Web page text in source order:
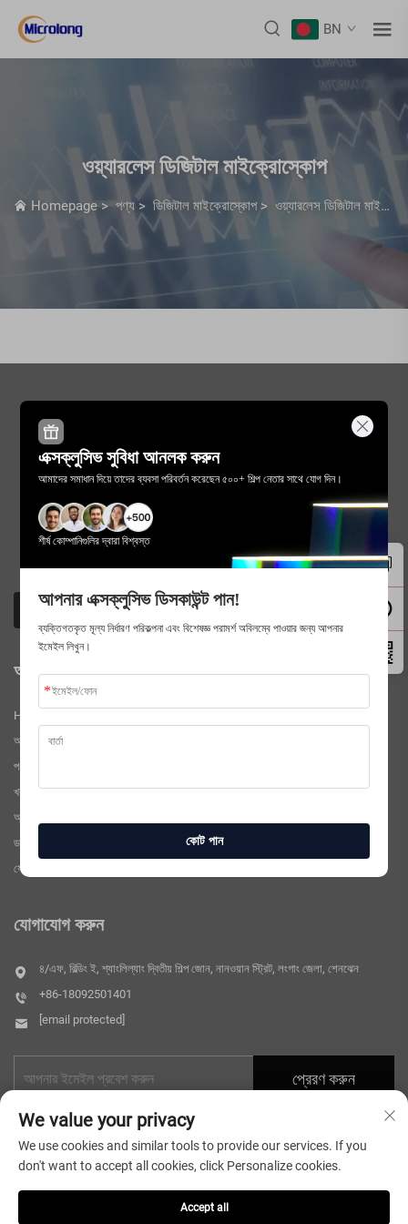
BN
ওয়্যারলেস ডিজিটাল মাইক্রোস্কোপ
Homepage > পণ্য > ডিজিটাল মাইক্রোস্কোপ > ওয়্যারলেস ডিজিটাল মাইক্রোস্কোপ
আমাদের সেবা
Homepage
আমাদের সম্পর্কে
পণ্য সামগ্রী
খবর
অ্যাপ্লিকেশন
ডাউনলোড
যোগাযোগ করুন
যোগাযোগ করুন
৪/এফ, বিল্ডিং ই, শ্যাংলিল্যাং দ্বিতীয় শিল্প জোন, নানওয়ান স্ট্রিট, লংগাং জেলা, শেনঝেন
+86-18092501401
[email protected]
প্রেরণ করুন
এক্সক্লুসিভ সুবিধা আনলক করুন
আমাদের সমাধান দিয়ে তাদের ব্যবসা পরিবর্তন করেছেন ৫০০+ শিল্প নেতার সাথে যোগ দিন।
শীর্ষ কোম্পানিগুলির দ্বারা বিশ্বস্ত
আপনার এক্সক্লুসিভ ডিসকাউন্ট পান!
ব্যক্তিগতকৃত মূল্য নির্ধারণ পরিকল্পনা এবং বিশেষজ্ঞ পরামর্শ অবিলম্বে পাওয়ার জন্য আপনার
ইমেইল লিখুন।
কোট পান
We value your privacy
We use cookies and similar tools to provide our services. If you
don't want to accept all cookies, click Personalize cookies.
Accept all